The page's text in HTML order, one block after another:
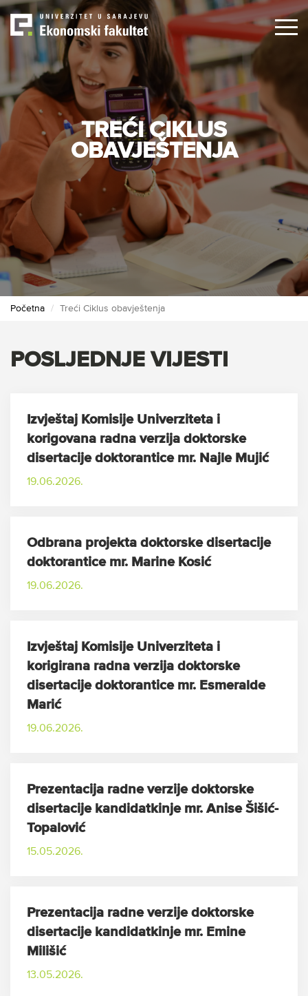
Skip
to
main
TREĆI CIKLUS
OBAVJEŠTENJA
Početna Treći Ciklus obavještenja
POSLJEDNJE VIJESTI
Izvještaj Komisije Univerziteta i
korigovana radna verzija doktorske
disertacije doktorantice mr. Najle Mujić
19.06.2026.
Odbrana projekta doktorske disertacije
doktorantice mr. Marine Kosić
19.06.2026.
Izvještaj Komisije Univerziteta i
korigirana radna verzija doktorske
disertacije doktorantice mr. Esmeralde
Marić
19.06.2026.
Prezentacija radne verzije doktorske
disertacije kandidatkinje mr. Anise Šišić-
Topalović
15.05.2026.
Prezentacija radne verzije doktorske
disertacije kandidatkinje mr. Emine
Milišić
13.05.2026.